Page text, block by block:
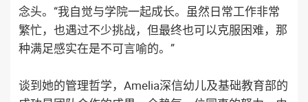
念头。“我自觉与学院一起成长。虽然日常工作非常
繁忙，也遇过不少挑战，但最终也可以克服困难，那
种满足感实在是不可言喻的。”
谈到她的管理哲学，Amelia深信幼儿及基础教育部的